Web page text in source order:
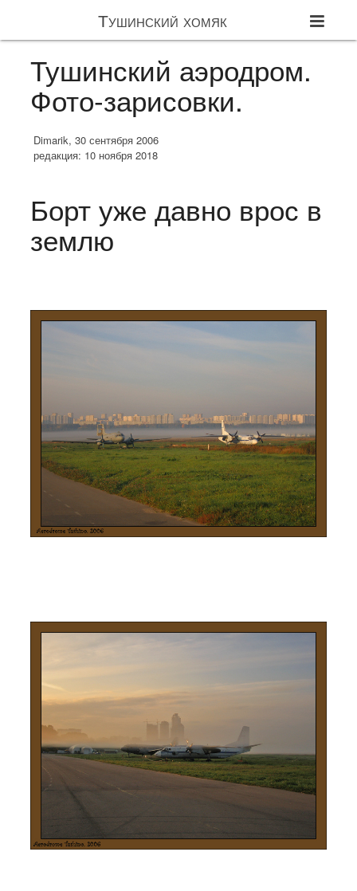
Тушинский хомяк
Тушинский аэродром.
Фото-зарисовки.
Dimarik, 30 сентября 2006
редакция: 10 ноября 2018
Борт уже давно врос в
землю